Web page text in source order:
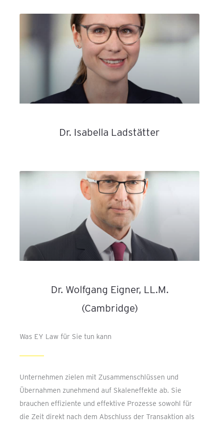
Dr. Isabella Ladstätter
Dr. Wolfgang Eigner, LL.M.
(Cambridge)
Was EY Law für Sie tun kann
Unternehmen zielen mit Zusammenschlüssen und
Übernahmen zunehmend auf Skaleneffekte ab. Sie
brauchen effiziente und effektive Prozesse sowohl für
die Zeit direkt nach dem Abschluss der Transaktion als